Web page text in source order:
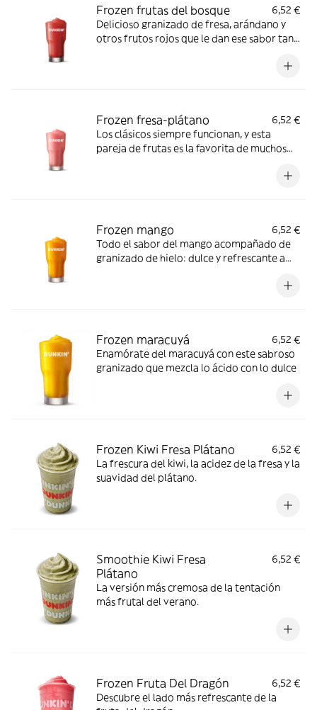
Frozen frutas del bosque
6,52 €
Delicioso granizado de fresa, arándano y
otros frutos rojos que le dan ese sabor tan
Frozen fresa-plátano
6,52 €
Los clásicos siempre funcionan, y esta
pareja de frutas es la favorita de muchos
Frozen mango
6,52 €
Todo el sabor del mango acompañado de
granizado de hielo: dulce y refrescante a
Frozen maracuyá
6,52 €
Enamórate del maracuyá con este sabroso
granizado que mezcla lo ácido con lo dulce
Frozen Kiwi Fresa Plátano
6,52 €
La frescura del kiwi, la acidez de la fresa y la
suavidad del plátano.
Smoothie Kiwi Fresa
Plátano
6,52 €
La versión más cremosa de la tentación
más frutal del verano.
Frozen Fruta Del Dragón
6,52 €
Descubre el lado más refrescante de la